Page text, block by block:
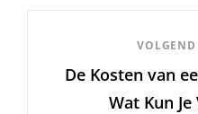
Bericht
De Kosten van
Wat Kun